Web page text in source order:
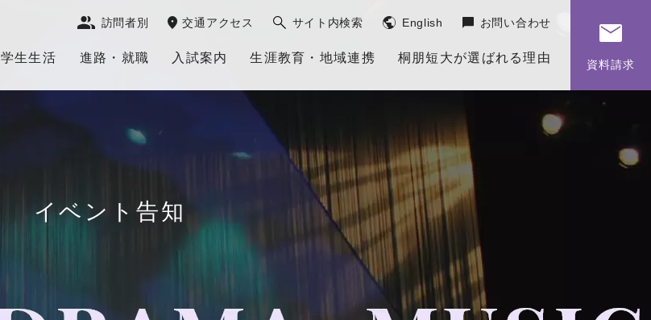
訪問者別 交通アクセス サイト内検索 English お問い合わせ
学生生活 進路・就職 入試案内 生涯教育・地域連携 桐朋短大が選ばれる理由 資料請求
イベント告知